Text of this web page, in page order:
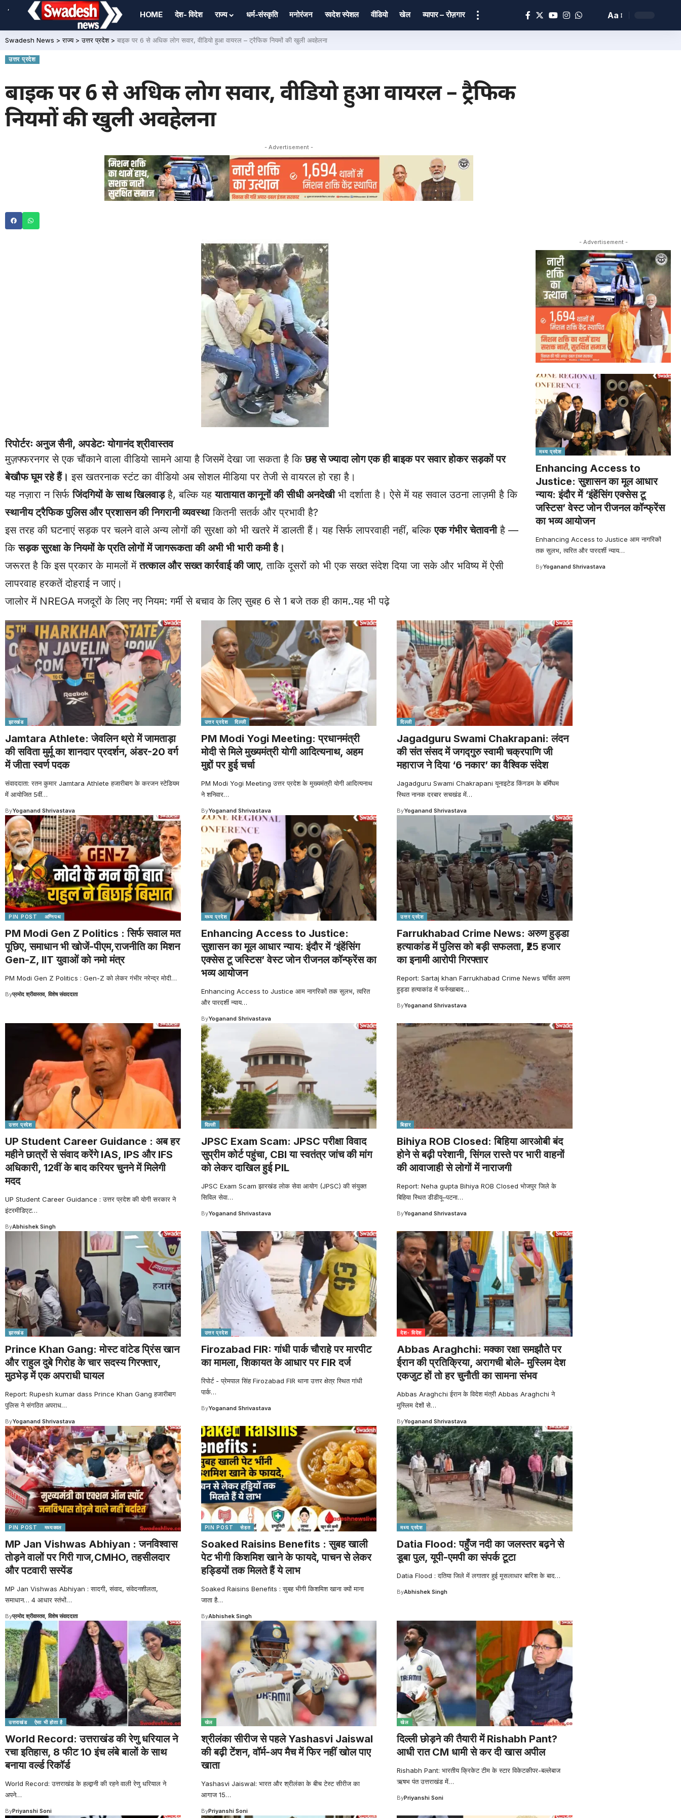
,
HOME देश- विदेश राज्य धर्म-संस्कृति मनोरंजन स्वदेश स्पेशल वीडियो खेल व्यापार – रोज़गार Aa
Swadesh News >राज्य>उत्तर प्रदेश> बाइक पर 6 से अधिक लोग सवार, वीडियो हुआ वायरल – ट्रैफिक नियमों की खुली अवहेलना
उत्तर प्रदेश
बाइक पर 6 से अधिक लोग सवार, वीडियो हुआ वायरल – ट्रैफिक
नियमों की खुली अवहेलना
- Advertisement -
रिपोर्टरः अनुज सैनी, अपडेटः योगानंद श्रीवास्तव
मुज़फ्फरनगर से एक चौंकाने वाला वीडियो सामने आया है जिसमें देखा जा सकता है किछह से ज्यादा लोग एक ही बाइक पर सवार होकर सड़कों पर
बेखौफ घूम रहे हैं। इस खतरनाक स्टंट का वीडियो अब सोशल मीडिया पर तेजी से वायरल हो रहा है।
यह नज़ारा न सिर्फजिंदगियों के साथ खिलवाड़है, बल्कि यहयातायात कानूनों की सीधी अनदेखीभी दर्शाता है। ऐसे में यह सवाल उठना लाज़मी है कि
स्थानीय ट्रैफिक पुलिस और प्रशासन की निगरानी व्यवस्थाकितनी सतर्क और प्रभावी है?
इस तरह की घटनाएं सड़क पर चलने वाले अन्य लोगों की सुरक्षा को भी खतरे में डालती हैं। यह सिर्फ लापरवाही नहीं, बल्किएक गंभीर चेतावनीहै —
किसड़क सुरक्षा के नियमों के प्रति लोगों में जागरूकता की अभी भी भारी कमी है।
जरूरत है कि इस प्रकार के मामलों मेंतत्काल और सख्त कार्रवाई की जाए, ताकि दूसरों को भी एक सख्त संदेश दिया जा सके और भविष्य में ऐसी
लापरवाह हरकतें दोहराई न जाएं।
जालोर में NREGA मजदूरों के लिए नए नियम: गर्मी से बचाव के लिए सुबह 6 से 1 बजे तक ही काम..यह भी पढ़े
- Advertisement -
मध्य प्रदेश
Enhancing Access to
Justice: सुशासन का मूल आधार
न्याय: इंदौर में ‘इंहेंसिंग एक्सेस टू
जस्टिस’ वेस्ट जोन रीजनल कॉन्फ्रेंस
का भव्य आयोजन
Enhancing Access to Justice आम नागरिकों
तक सुलभ, त्वरित और पारदर्शी न्याय…
ByYoganand Shrivastava
झारखंड
Jamtara Athlete: जेवलिन थ्रो में जामताड़ा
की सविता मुर्मू का शानदार प्रदर्शन, अंडर-20 वर्ग
में जीता स्वर्ण पदक
संवाददाता: रतन कुमार Jamtara Athlete हजारीबाग के करजन स्टेडियम
में आयोजित 5वीं…
ByYoganand Shrivastava
उत्तर प्रदेश दिल्ली
PM Modi Yogi Meeting: प्रधानमंत्री
मोदी से मिले मुख्यमंत्री योगी आदित्यनाथ, अहम
मुद्दों पर हुई चर्चा
PM Modi Yogi Meeting उत्तर प्रदेश के मुख्यमंत्री योगी आदित्यनाथ
ने शनिवार…
ByYoganand Shrivastava
दिल्ली
Jagadguru Swami Chakrapani: लंदन
की संत संसद में जगद्गुरु स्वामी चक्रपाणि जी
महाराज ने दिया ‘6 नकार’ का वैश्विक संदेश
Jagadguru Swami Chakrapani यूनाइटेड किंगडम के बर्मिंघम
स्थित नानक दरबार सचखंड में…
ByYoganand Shrivastava
PIN POST अग्निपथ
PM Modi Gen Z Politics : सिर्फ सवाल मत
पूछिए, समाधान भी खोजें-पीएम,राजनीति का मिशन
Gen-Z, IIT युवाओं को नमो मंत्र
PM Modi Gen Z Politics : Gen-Z को लेकर गंभीर नरेन्द्र मोदी…
Byप्रमोद श्रीवास्तव, विशेष संवाददाता
मध्य प्रदेश
Enhancing Access to Justice:
सुशासन का मूल आधार न्याय: इंदौर में ‘इंहेंसिंग
एक्सेस टू जस्टिस’ वेस्ट जोन रीजनल कॉन्फ्रेंस का
भव्य आयोजन
Enhancing Access to Justice आम नागरिकों तक सुलभ, त्वरित
और पारदर्शी न्याय…
ByYoganand Shrivastava
उत्तर प्रदेश
Farrukhabad Crime News: अरुण हुड्डा
हत्याकांड में पुलिस को बड़ी सफलता, ₹25 हजार
का इनामी आरोपी गिरफ्तार
Report: Sartaj khan Farrukhabad Crime News चर्चित अरुण
हुड्डा हत्याकांड में फर्रुखाबाद…
ByYoganand Shrivastava
उत्तर प्रदेश
UP Student Career Guidance : अब हर
महीने छात्रों से संवाद करेंगे IAS, IPS और IFS
अधिकारी, 12वीं के बाद करियर चुनने में मिलेगी
मदद
UP Student Career Guidance : उत्तर प्रदेश की योगी सरकार ने
इंटरमीडिएट…
ByAbhishek Singh
दिल्ली
JPSC Exam Scam: JPSC परीक्षा विवाद
सुप्रीम कोर्ट पहुंचा, CBI या स्वतंत्र जांच की मांग
को लेकर दाखिल हुई PIL
JPSC Exam Scam झारखंड लोक सेवा आयोग (JPSC) की संयुक्त
सिविल सेवा…
ByYoganand Shrivastava
बिहार
Bihiya ROB Closed: बिहिया आरओबी बंद
होने से बढ़ी परेशानी, सिंगल रास्ते पर भारी वाहनों
की आवाजाही से लोगों में नाराजगी
Report: Neha gupta Bihiya ROB Closed भोजपुर जिले के
बिहिया स्थित डीडीयू–पटना…
ByYoganand Shrivastava
झारखंड
Prince Khan Gang: मोस्ट वांटेड प्रिंस खान
और राहुल दुबे गिरोह के चार सदस्य गिरफ्तार,
मुठभेड़ में एक अपराधी घायल
Report: Rupesh kumar dass Prince Khan Gang हजारीबाग
पुलिस ने संगठित अपराध…
ByYoganand Shrivastava
उत्तर प्रदेश
Firozabad FIR: गांधी पार्क चौराहे पर मारपीट
का मामला, शिकायत के आधार पर FIR दर्ज
रिपोर्ट - प्रेमपाल सिंह Firozabad FIR थाना उत्तर क्षेत्र स्थित गांधी
पार्क…
ByYoganand Shrivastava
देश- विदेश
Abbas Araghchi: मक्का रक्षा समझौते पर
ईरान की प्रतिक्रिया, अरागची बोले- मुस्लिम देश
एकजुट हों तो हर चुनौती का सामना संभव
Abbas Araghchi ईरान के विदेश मंत्री Abbas Araghchi ने
मुस्लिम देशों से…
ByYoganand Shrivastava
PIN POST मध्यकाल
MP Jan Vishwas Abhiyan : जनविश्वास
तोड़ने वालों पर गिरी गाज,CMHO, तहसीलदार
और पटवारी सस्पेंड
MP Jan Vishwas Abhiyan : सादगी, संवाद, संवेदनशीलता,
समाधान… 4 आधार स्तंभों…
Byप्रमोद श्रीवास्तव, विशेष संवाददाता
PIN POST सेहत
Soaked Raisins Benefits : सुबह खाली
पेट भीगी किशमिश खाने के फायदे, पाचन से लेकर
हड्डियों तक मिलते हैं ये लाभ
Soaked Raisins Benefits : सुबह भीगी किशमिश खाना क्यों माना
जाता है…
ByAbhishek Singh
मध्य प्रदेश
Datia Flood: पहुँज नदी का जलस्तर बढ़ने से
डूबा पुल, यूपी-एमपी का संपर्क टूटा
Datia Flood : दतिया जिले में लगातार हुई मूसलाधार बारिश के बाद…
ByAbhishek Singh
उत्तराखंड ऐसा भी होता है
World Record: उत्तराखंड की रेणु धरियाल ने
रचा इतिहास, 8 फीट 10 इंच लंबे बालों के साथ
बनाया वर्ल्ड रिकॉर्ड
World Record: उत्तराखंड के हल्द्वानी की रहने वाली रेणु धरियाल ने
अपने…
ByPriyanshi Soni
खेल
श्रीलंका सीरीज से पहले Yashasvi Jaiswal
की बढ़ी टेंशन, वॉर्म-अप मैच में फिर नहीं खोल पाए
खाता
Yashasvi Jaiswal: भारत और श्रीलंका के बीच टेस्ट सीरीज का
आगाज 15…
ByPriyanshi Soni
खेल
दिल्ली छोड़ने की तैयारी में Rishabh Pant?
आधी रात CM धामी से कर दी खास अपील
Rishabh Pant: भारतीय क्रिकेट टीम के स्टार विकेटकीपर-बल्लेबाज
ऋषभ पंत उत्तराखंड में…
ByPriyanshi Soni